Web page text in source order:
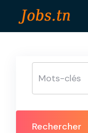
Rechercher